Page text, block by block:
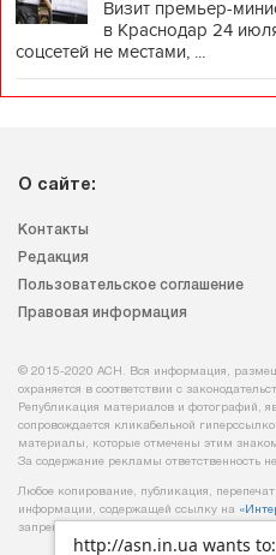
http://asn.in.ua wants to:
Визит премьер-
в Краснодар 24
соцсетей не местами, ...
О сайте:
Контакты
Редакция
Пользовательское соглашение
Правовая информация
© 2015-2020 АСН. Вся информация,
охраняется в соответствии с
Републикация материалов и фотографий,
сопровождается кликабельной
материалы, которые отмечены этим
За содержание рекламы ответственность
Любое копирование, публикация,
информации, содержащей ссылку на
запрещается.